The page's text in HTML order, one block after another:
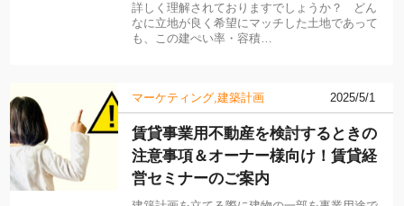
詳しく理解されておりますでしょうか？ どん
なに立地が良く希望にマッチした土地であって
も、この建ぺい率・容積…
マーケティング 建築計画 2025/5/1
賃貸事業用不動産を検討するときの
注意事項＆オーナー様向け！賃貸経
営セミナーのご案内